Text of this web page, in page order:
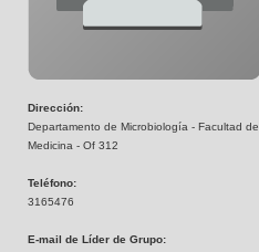
Dirección:
Departamento de Microbiología - Facultad de
Medicina - Of 312
Teléfono:
3165476
E-mail de Líder de Grupo: